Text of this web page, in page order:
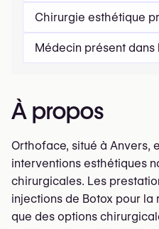
Chirurgie esthétique
Médecin présent dans
À propos
Orthoface, situé à Anvers,
interventions esthétiques
chirurgicales. Les
injections de Botox pour la
que des options